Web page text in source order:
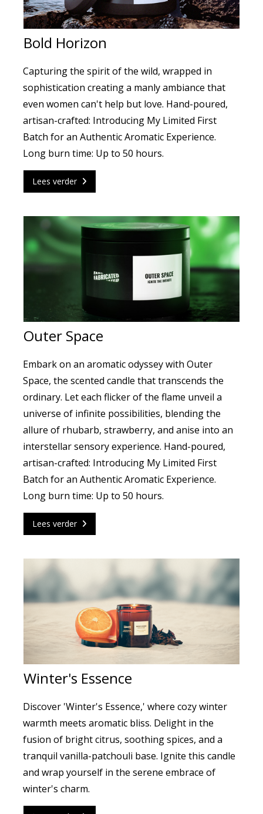
Bold Horizon
Capturing the spirit of the wild, wrapped in
sophistication creating a manly ambiance that
even women can't help but love. Hand-poured,
artisan-crafted: Introducing My Limited First
Batch for an Authentic Aromatic Experience.
Long burn time: Up to 50 hours.
Lees verder
Outer Space
Embark on an aromatic odyssey with Outer
Space, the scented candle that transcends the
ordinary. Let each flicker of the flame unveil a
universe of infinite possibilities, blending the
allure of rhubarb, strawberry, and anise into an
interstellar sensory experience. Hand-poured,
artisan-crafted: Introducing My Limited First
Batch for an Authentic Aromatic Experience.
Long burn time: Up to 50 hours.
Lees verder
Winter's Essence
Discover 'Winter's Essence,' where cozy winter
warmth meets aromatic bliss. Delight in the
fusion of bright citrus, soothing spices, and a
tranquil vanilla-patchouli base. Ignite this candle
and wrap yourself in the serene embrace of
winter's charm.